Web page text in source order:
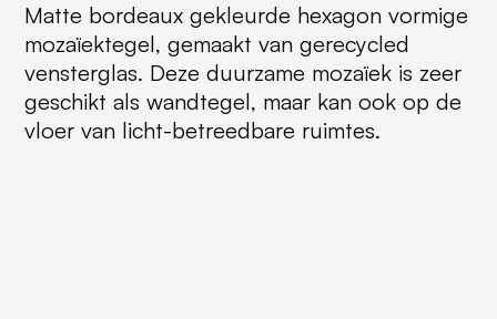
Matte bordeaux gekleurde hexagon vormige
mozaïektegel, gemaakt van gerecycled
vensterglas. Deze duurzame mozaïek is zeer
geschikt als wandtegel, maar kan ook op de
vloer van licht-betreedbare ruimtes.